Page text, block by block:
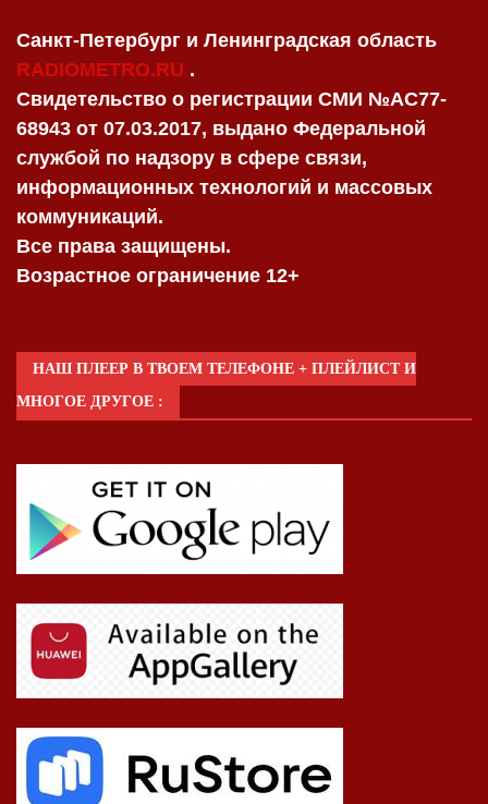
Санкт-Петербург и Ленинградская область
RADIOMETRO.RU .
Свидетельство о регистрации СМИ №AC77-
68943 от 07.03.2017, выдано Федеральной
службой по надзору в сфере связи,
информационных технологий и массовых
коммуникаций.
Все права защищены.
Возрастное ограничение 12+
НАШ ПЛЕЕР В ТВОЕМ ТЕЛЕФОНЕ + ПЛЕЙЛИСТ И
МНОГОЕ ДРУГОЕ :